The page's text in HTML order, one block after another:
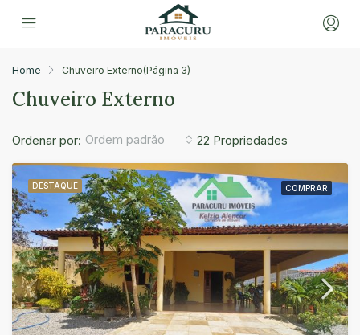
Home Chuveiro Externo(Página 3)
Chuveiro Externo
22 Propriedades
Ordenar por: Ordem padrão
DESTAQUE COMPRAR